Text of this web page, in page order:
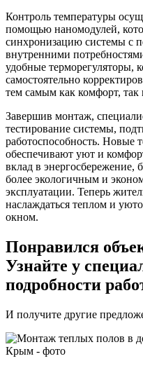
Контроль температуры
помощью наномодулей,
синхронизацию системы с
внутренними
удобные терморегуляторы,
самостоятельно
тем самым как комфорт,
Завершив монтаж,
тестирование системы,
работоспособность. Новые
обеспечивают уют и
вклад в энергосбережение,
более экологичным и
эксплуатации. Теперь
наслаждаться теплом и
окном.
Понравился
Узнайте у
подробности
И получите другие